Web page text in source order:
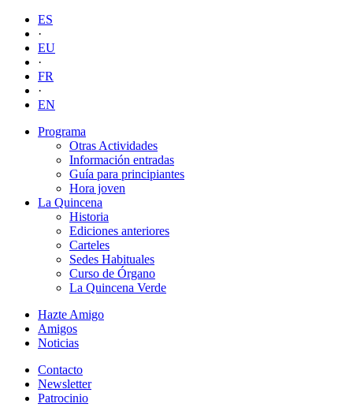
ES
·
EU
·
FR
·
EN
Programa
Otras Actividades
Información entradas
Guía para principiantes
Hora joven
La Quincena
Historia
Ediciones anteriores
Carteles
Sedes Habituales
Curso de Órgano
La Quincena Verde
Hazte Amigo
Amigos
Noticias
Contacto
Newsletter
Patrocinio